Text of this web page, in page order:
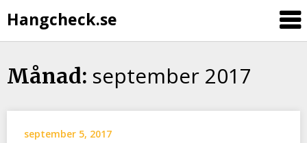
Hangcheck.se
Månad: september 2017
september 5, 2017